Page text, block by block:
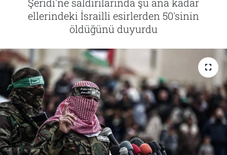
Şeridi'ne saldırılarında şu ana kadar
ellerindeki İsrailli esirlerden 50'sinin
öldüğünü duyurdu
Tarih
İletişim